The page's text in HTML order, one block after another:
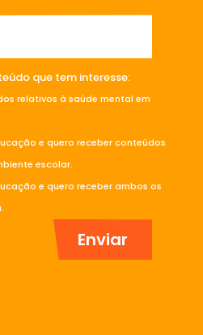
que tem interesse:
relativos à saúde mental em
e quero receber conteúdos
escolar.
e quero receber ambos os